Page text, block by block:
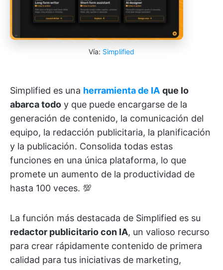
Vía: Simplified
Simplified es una herramienta de IA que lo
abarca todo y que puede encargarse de la
generación de contenido, la comunicación del
equipo, la redacción publicitaria, la planificación
y la publicación. Consolida todas estas
funciones en una única plataforma, lo que
promete un aumento de la productividad de
hasta 100 veces. 💯
La función más destacada de Simplified es su
redactor publicitario con IA, un valioso recurso
para crear rápidamente contenido de primera
calidad para tus iniciativas de marketing,